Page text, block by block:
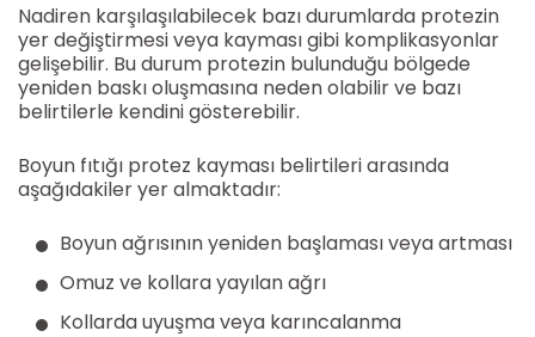
Nadiren karşılaşılabilecek bazı durumlarda protezin
yer değiştirmesi veya kayması gibi komplikasyonlar
gelişebilir. Bu durum protezin bulunduğu bölgede
yeniden baskı oluşmasına neden olabilir ve bazı
belirtilerle kendini gösterebilir.
Boyun fıtığı protez kayması belirtileri arasında
aşağıdakiler yer almaktadır:
Boyun ağrısının yeniden başlaması veya artması
Omuz ve kollara yayılan ağrı
Kollarda uyuşma veya karıncalanma